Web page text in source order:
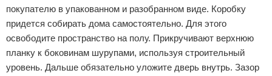
покупателю в упакованном и разобранном виде. Коробку
придется собирать дома самостоятельно. Для этого
освободите пространство на полу. Прикручивают верхнюю
планку к боковинам шурупами, используя строительный
уровень. Дальше обязательно уложите дверь внутрь. Зазор